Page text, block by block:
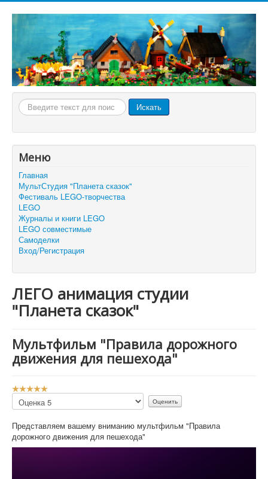
Искать... Искать
Меню
Главная
МультСтудия "Планета сказок"
Фестиваль LEGO-творчества
LEGO
Журналы и книги LEGO
LEGO совместимые
Самоделки
Вход/Регистрация
ЛЕГО анимация студии
"Планета сказок"
Мультфильм "Правила дорожного
движения для пешехода"
Р
е
й
и
н
Пожалуйста,
оцените
Представляем вашему вниманию мультфильм "Правила
дорожного движения для пешехода"